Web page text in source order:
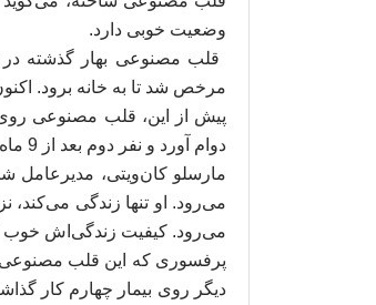
وضعیت خوبی دارد.
مرخص شد تا به خانه برود. اکنون این بیمار
دوام آورد و نفر دوم بعد از 9 ماه درگذشت.
مارسلو کان‌ویتی،
می‌رود. او تنها زندگی می‌کند،‌
می‌رود. کیفیت زندگی‌اش
پرفسوری که این قلب مصنوعی
دیگر روی بیمار چهارم کار